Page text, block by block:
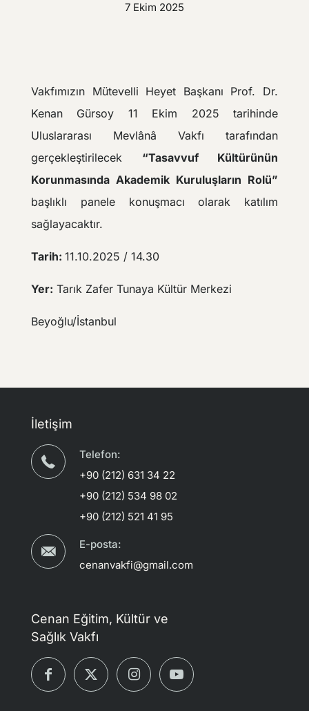
7 Ekim 2025
Vakfımızın Mütevelli Heyet Başkanı Prof. Dr.
Kenan Gürsoy 11 Ekim 2025 tarihinde
Uluslararası Mevlânâ Vakfı tarafından
gerçekleştirilecek “Tasavvuf Kültürünün
Korunmasında Akademik Kuruluşların Rolü”
başlıklı panele konuşmacı olarak katılım
sağlayacaktır.
Tarih: 11.10.2025 / 14.30
Yer: Tarık Zafer Tunaya Kültür Merkezi
Beyoğlu/İstanbul
İletişim
Telefon:
+90 (212) 631 34 22
+90 (212) 534 98 02
+90 (212) 521 41 95
E-posta:
cenanvakfi@gmail.com
Cenan Eğitim, Kültür ve
Sağlık Vakfı